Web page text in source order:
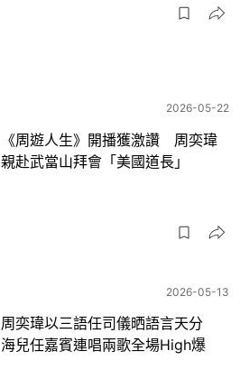
2026-05-22
《周遊人生》開播獲激讚 周奕瑋
親赴武當山拜會「美國道長」
2026-05-13
周奕瑋以三語任司儀晒語言天分
海兒任嘉賓連唱兩歌全場High爆